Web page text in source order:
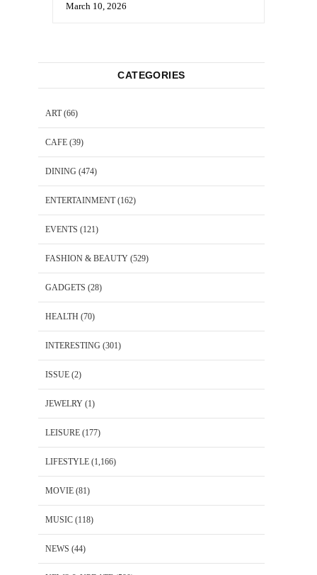
March 10, 2026
CATEGORIES
ART(66)
CAFE (39)
DINING (474)
ENTERTAINMENT(162)
EVENTS (121)
FASHION & BEAUTY (529)
GADGETS (28)
HEALTH (70)
INTERESTING (301)
ISSUE (2)
JEWELRY (1)
LEISURE (177)
LIFESTYLE (1,166)
MOVIE (81)
MUSIC (118)
NEWS (44)